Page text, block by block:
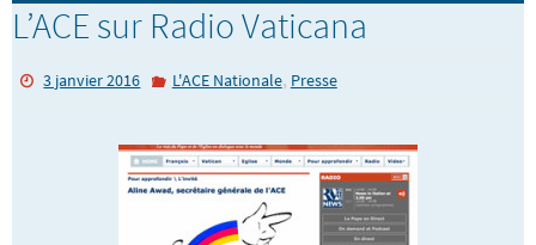
L’ACE sur Radio Vaticana
3 janvier 2016 L'ACE Nationale, Presse